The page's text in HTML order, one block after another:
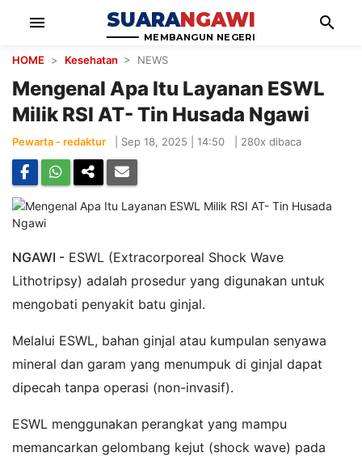
menu SUARANGAWI
MEMBANGUN NEGERI
search
HOME > Kesehatan > NEWS
Mengenal Apa Itu Layanan ESWL
Milik RSI AT- Tin Husada Ngawi
Pewarta - redaktur Sep 18, 2025 | 14:50 280x dibaca
NGAWI - ESWL (Extracorporeal Shock Wave
Lithotripsy) adalah prosedur yang digunakan untuk
mengobati penyakit batu ginjal.
Melalui ESWL, bahan ginjal atau kumpulan senyawa
mineral dan garam yang menumpuk di ginjal dapat
dipecah tanpa operasi (non-invasif).
ESWL menggunakan perangkat yang mampu
memancarkan gelombang kejut (shock wave) pada